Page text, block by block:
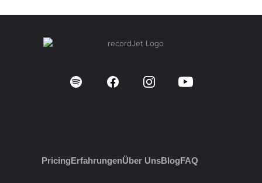
PricingErfahrungenÜber UnsBlogFAQ